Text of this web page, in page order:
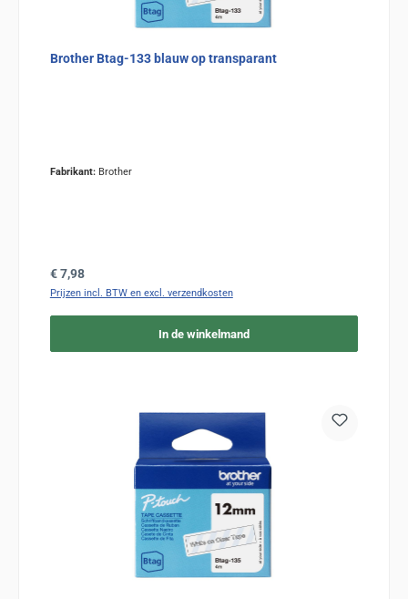
Brother Btag-133 blauw op transparant
Fabrikant: Brother
Normale prijs:
€ 7,98
Prijzen incl. BTW en excl. verzendkosten
In de winkelmand